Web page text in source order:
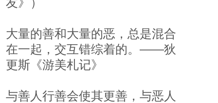
友》）
大量的善和大量的恶，总是混合
在一起，交互错综着的。——狄
更斯《游美札记》
与善人行善会使其更善，与恶人